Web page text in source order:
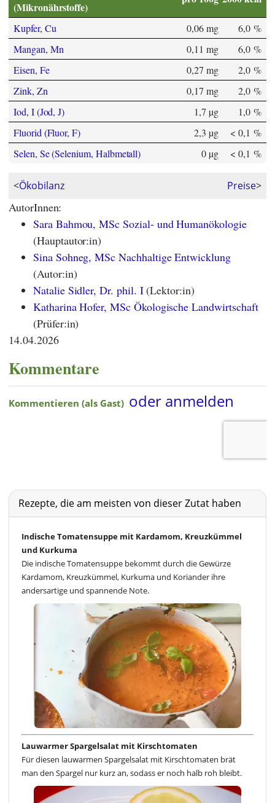
(Mikronährstoffe)
Kupfer, Cu 0,06 mg
6,0 %
Mangan, Mn
0,11 mg
6,0 %
Eisen, Fe
0,27 mg
2,0 %
Zink, Zn
0,17 mg
2,0 %
Iod, I (Jod, J)
1,7 µg
1,0 %
Fluorid (Fluor, F)
2,3 µg
< 0,1 %
Selen, Se (Selenium, Halbmetall)
0 µg < 0,1 %
<Ökobilanz Preise>
AutorInnen:
Sara Bahmou, MSc Sozial- und Humanökologie
(Hauptautor:in)
Sina Sohneg, MSc Nachhaltige Entwicklung
(Autor:in)
Natalie Sidler, Dr. phil. I(Lektor:in)
Katharina Hofer, MSc Ökologische Landwirtschaft
(Prüfer:in)
14.04.2026
Kommentare
Rezepte, die am meisten von dieser Zutat haben
Indische Tomatensuppe mit Kardamom, Kreuzkümmel
und Kurkuma
Die indische Tomatensuppe bekommt durch die Gewürze
Kardamom, Kreuzkümmel, Kurkuma und Koriander ihre
andersartige und spannende Note.
Lauwarmer Spargelsalat mit Kirschtomaten
Für diesen lauwarmen Spargelsalat mit Kirschtomaten brät
man den Spargel nur kurz an, sodass er noch halb roh bleibt.